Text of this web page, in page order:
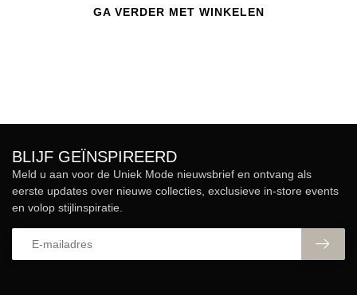
GA VERDER MET WINKELEN
BLIJF GEÏNSPIREERD
Meld u aan voor de Uniek Mode nieuwsbrief en ontvang als
eerste updates over nieuwe collecties, exclusieve in-store events
en volop stijlinspiratie.